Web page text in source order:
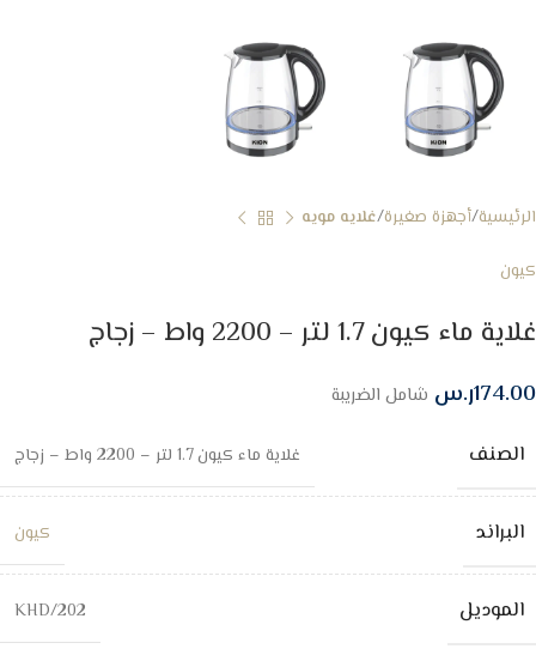
الرئيسية أجهزة صغيرة غلايه مويه
كيون
غلاية ماء كيون 1.7 لتر – 2200 واط – زجاج
174.00ر.س شامل الضريبة
الصنف غلاية ماء كيون 1.7 لتر – 2200 واط – زجاج
البراند كيون
الموديل KHD/202